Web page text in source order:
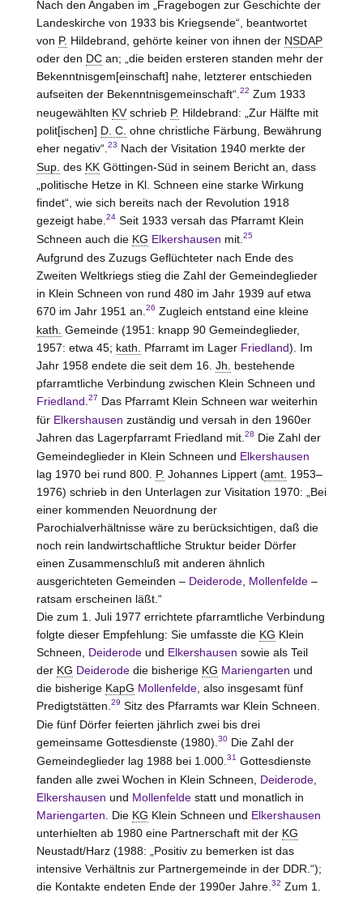
Nach den Angaben im „Fragebogen zur Geschichte der
Landeskirche von 1933 bis Kriegsende“, beantwortet
von P. Hildebrand, gehörte keiner von ihnen der NSDAP
oder den DCan; „die beiden ersteren standen mehr der
Bekenntnisgem[einschaft] nahe, letzterer entschieden
aufseiten der Bekenntnisgemeinschaft“. 22 Zum 1933
neugewählten KVschrieb P. Hildebrand: „Zur Hälfte mit
polit[ischen] D. C. ohne christliche Färbung, Bewährung
eher negativ“. 23 Nach der Visitation 1940 merkte der
Sup. des KKGöttingen-Süd in seinem Bericht an, dass
„politische Hetze in Kl. Schneen eine starke Wirkung
findet“, wie sich bereits nach der Revolution 1918
gezeigt habe. 24Seit 1933 versah das Pfarramt Klein
Schneen auch die KG Elkershausen mit. 25
Aufgrund des Zuzugs Geflüchteter nach Ende des
Zweiten Weltkriegs stieg die Zahl der Gemeindeglieder
in Klein Schneen von rund 480 im Jahr 1939 auf etwa
670 im Jahr 1951 an. 26 Zugleich entstand eine kleine
kath. Gemeinde (1951: knapp 90 Gemeindeglieder,
1957: etwa 45; kath. Pfarramt im Lager Friedland). Im
Jahr 1958 endete die seit dem 16. Jh.
bestehende
pfarramtliche Verbindung zwischen Klein Schneen und
Friedland 27 Das Pfarramt Klein Schneen war weiterhin
für Elkershausen zuständig und versah in den 1960er
Jahren das Lagerpfarramt Friedland mit. 28 Die Zahl der
Gemeindeglieder in Klein Schneen und Elkershausen
lag 1970 bei rund 800. P. Johannes Lippert (amt. 1953–
1976) schrieb in den Unterlagen zur Visitation 1970: „Bei
einer kommenden Neuordnung der
Parochialverhältnisse wäre zu berücksichtigen, daß die
noch rein landwirtschaftliche Struktur beider Dörfer
einen Zusammenschluß mit anderen ähnlich
ausgerichteten Gemeinden – Deiderode, Mollenfelde–
ratsam erscheinen läßt.“
Die zum 1. Juli 1977 errichtete pfarramtliche Verbindung
folgte dieser Empfehlung: Sie umfasste die KG Klein
Schneen, Deiderodeund Elkershausen sowie als Teil
der KG Deiderodedie bisherige KG Mariengarten und
die bisherige KapG Mollenfelde, also insgesamt fünf
Predigtstätten. 29 Sitz des Pfarramts war Klein Schneen.
Die fünf Dörfer feierten jährlich zwei bis drei
gemeinsame Gottesdienste (1980). 30Die Zahl der
Gemeindeglieder lag 1988 bei 1.000. 31 Gottesdienste
fanden alle zwei Wochen in Klein Schneen, Deiderode,
Elkershausen und Mollenfeldestatt und monatlich in
Mariengarten . Die KG Klein Schneen und Elkershausen
unterhielten ab 1980 eine Partnerschaft mit der KG
Neustadt/Harz (1988: „Positiv zu bemerken ist das
intensive Verhältnis zur Partnergemeinde in der DDR.“);
die Kontakte endeten Ende der 1990er Jahre. 32 Zum 1.